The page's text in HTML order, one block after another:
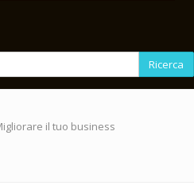
Ricerca
il tuo business